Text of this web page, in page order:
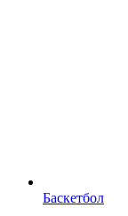
Баскетбол